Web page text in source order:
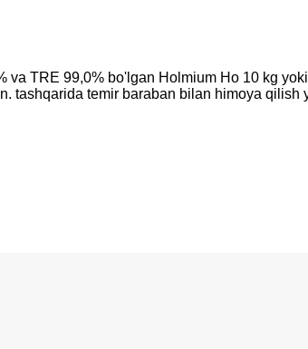
TRE 99,0% bo'lgan Holmium Ho 10 kg
tashqarida temir baraban bilan himoya